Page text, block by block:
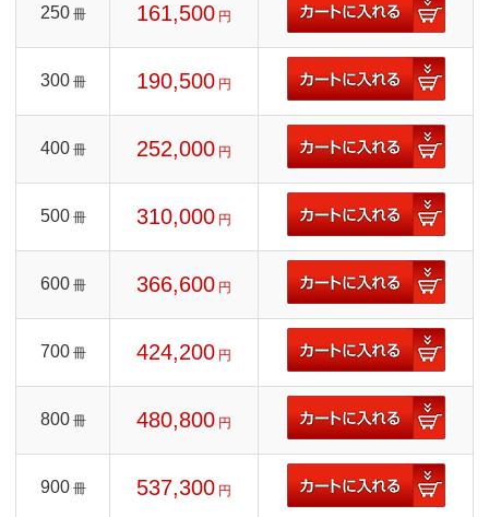
250 冊 161,500 円
300 冊 190,500 円
400 冊 252,000 円
500 冊 310,000 円
600 冊 366,600 円
700 冊 424,200 円
800 冊 480,800 円
900 冊 537,300 円